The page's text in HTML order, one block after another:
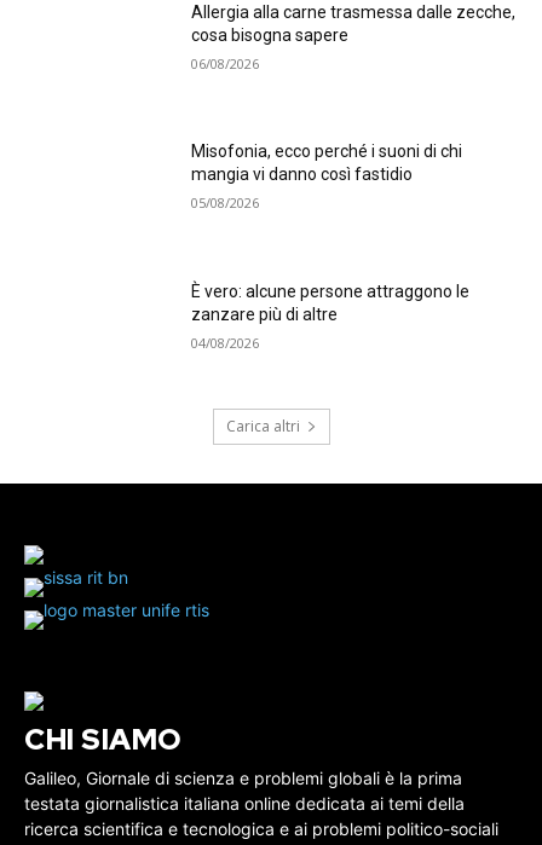
Allergia alla carne trasmessa dalle zecche,
cosa bisogna sapere
06/08/2026
Misofonia, ecco perché i suoni di chi
mangia vi danno così fastidio
05/08/2026
È vero: alcune persone attraggono le
zanzare più di altre
04/08/2026
Carica altri
CHI SIAMO
Galileo, Giornale di scienza e problemi globali è la prima
testata giornalistica italiana online dedicata ai temi della
ricerca scientifica e tecnologica e ai problemi politico-sociali